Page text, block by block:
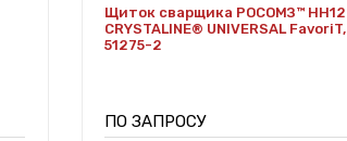
Щиток сварщика РОСОМЗ™ НН12
CRYSTALINE® UNIVERSAL FavoriT,
51275-2
ПО ЗАПРОСУ